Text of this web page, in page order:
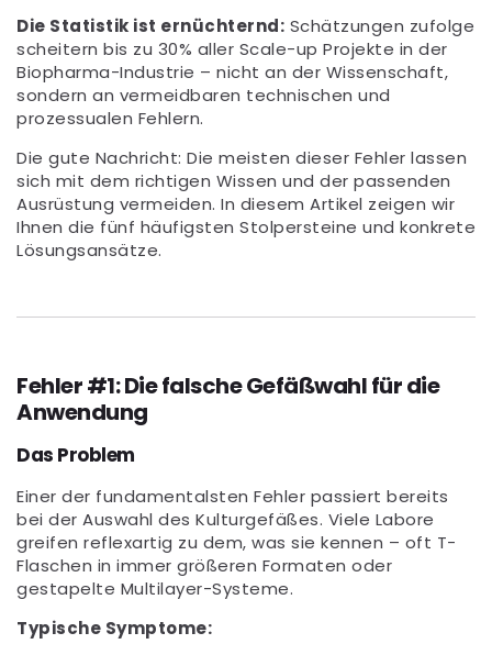
Die Statistik ist ernüchternd: Schätzungen zufolge
scheitern bis zu 30% aller Scale-up Projekte in der
Biopharma-Industrie – nicht an der Wissenschaft,
sondern an vermeidbaren technischen und
prozessualen Fehlern.
Die gute Nachricht: Die meisten dieser Fehler lassen
sich mit dem richtigen Wissen und der passenden
Ausrüstung vermeiden. In diesem Artikel zeigen wir
Ihnen die fünf häufigsten Stolpersteine und konkrete
Lösungsansätze.
Fehler #1: Die falsche Gefäßwahl für die
Anwendung
Das Problem
Einer der fundamentalsten Fehler passiert bereits
bei der Auswahl des Kulturgefäßes. Viele Labore
greifen reflexartig zu dem, was sie kennen – oft T-
Flaschen in immer größeren Formaten oder
gestapelte Multilayer-Systeme.
Typische Symptome: